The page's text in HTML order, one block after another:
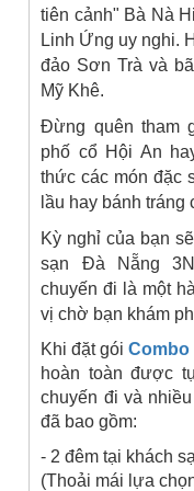
tiên cảnh" Bà Nà
Linh Ứng uy nghi.
đảo Sơn Trà và
Mỹ Khê.
Đừng quên tham
phố cổ Hội An
thức các món đặc
lầu hay bánh tráng
Kỳ nghỉ của bạn
sạn Đà Nẵng
chuyến đi là một
vị chờ bạn khám
Khi đặt góiCombo
hoàn toàn được
chuyến đi và
đã bao gồm:
- 2 đêm tại khách
(Thoải mái lựa